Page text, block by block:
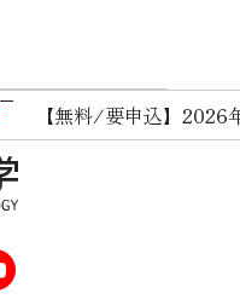
【無料/要申込】